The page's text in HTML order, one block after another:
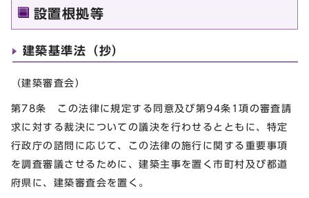
設置根拠等
建築基準法（抄）
（建築審査会）
第78条 この法律に規定する同意及び第94条1項の審査請
求に対する裁決についての議決を行わせるとともに、特定
行政庁の諮問に応じて、この法律の施行に関する重要事項
を調査審議させるために、建築主事を置く市町村及び都道
府県に、建築審査会を置く。